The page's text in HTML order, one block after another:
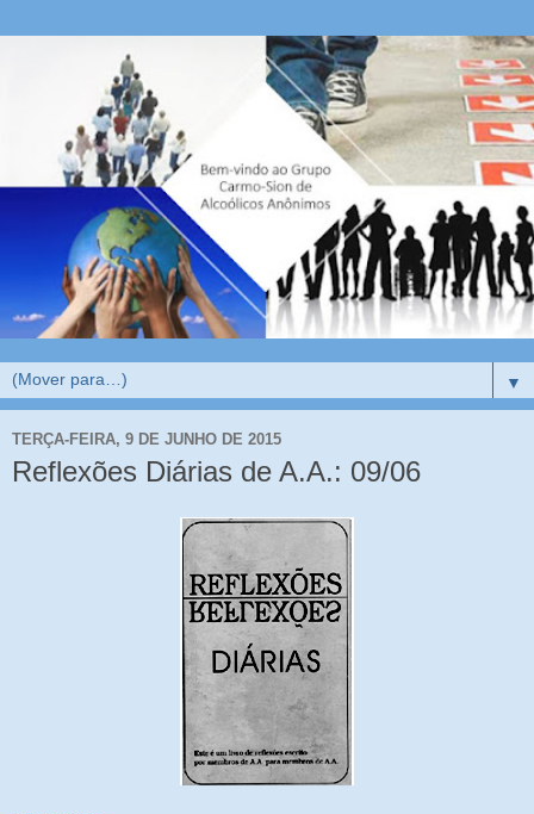
▼
TERÇA-FEIRA, 9 DE JUNHO DE 2015
Reflexões Diárias de A.A.: 09/06